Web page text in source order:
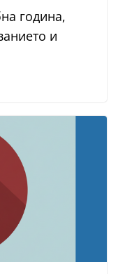
година,
и